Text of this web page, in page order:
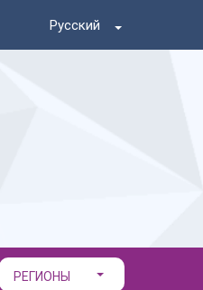
Русский
РЕГИОНЫ